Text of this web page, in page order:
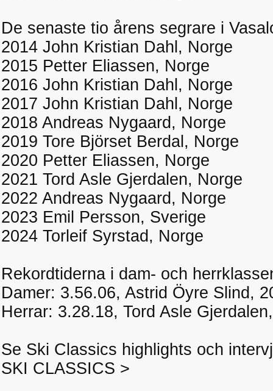
De senaste tio årens segrare i
2014 John Kristian Dahl, Norge
2015 Petter Eliassen, Norge
2016 John Kristian Dahl, Norge
2017 John Kristian Dahl, Norge
2018 Andreas Nygaard, Norge
2019 Tore Björset Berdal, Norge
2020 Petter Eliassen, Norge
2021 Tord Asle Gjerdalen, Norge
2022 Andreas Nygaard, Norge
2023 Emil Persson, Sverige
2024 Torleif Syrstad, Norge
Rekordtiderna i dam- och
Damer: 3.56.06, Astrid Öyre Slind,
Herrar: 3.28.18, Tord Asle
Se Ski Classics highlights och
SKI CLASSICS >